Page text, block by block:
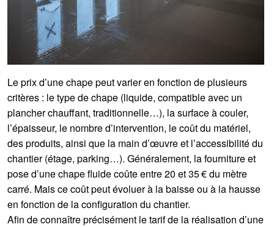
Le prix d’une chape peut varier en fonction de plusieurs
critères : le type de chape (liquide, compatible avec un
plancher chauffant, traditionnelle…), la surface à couler,
l’épaisseur, le nombre d’intervention, le coût du matériel,
des produits, ainsi que la main d’œuvre et l’accessibilité du
chantier (étage, parking…). Généralement, la fourniture et
pose d’une chape fluide coûte entre 20 et 35 € du mètre
carré. Mais ce coût peut évoluer à la baisse ou à la hausse
en fonction de la configuration du chantier.
Afin de connaître précisément le tarif de la réalisation d’une